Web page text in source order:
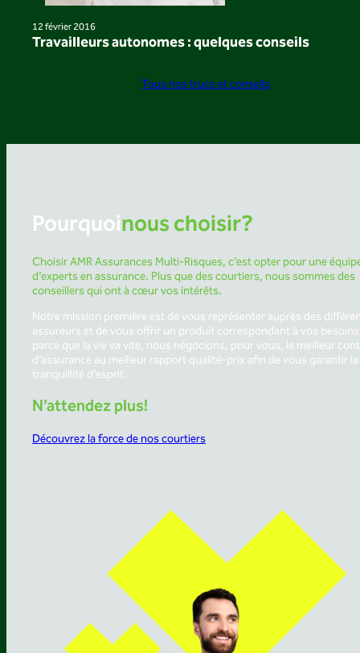
12 février 2016
Travailleurs autonomes : quelques conseils
Tous nos trucs et conseils
Pourquoinous choisir?
Choisir AMR Assurances Multi-Risques, c’est opter pour une
d’experts en assurance. Plus que des courtiers, nous sommes des
conseillers qui ont à cœur vos intérêts.
Notre mission première est de vous représenter auprès des
assureurs et de vous offrir un produit correspondant à vos
parce que la vie va vite, nous négocions, pour vous, le meilleur
d’assurance au meilleur rapport qualité-prix afin de vous garantir la
tranquillité d’esprit.
N’attendez plus!
Découvrez la force de nos courtiers